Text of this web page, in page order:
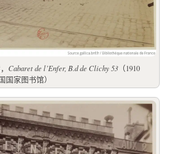
Cabaret de l’Enfer, B.d de Clichy 53（1910
家图书馆）